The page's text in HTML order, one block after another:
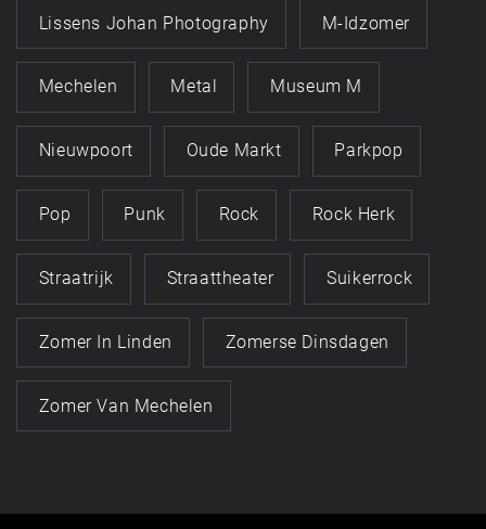
Lissens Johan Photography M-Idzomer
Mechelen Metal Museum M
Nieuwpoort Oude Markt Parkpop
Pop Punk Rock Rock Herk
Straatrijk Straattheater Suikerrock
Zomer In Linden Zomerse Dinsdagen
Zomer Van Mechelen